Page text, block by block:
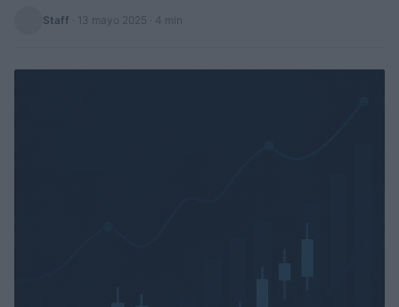
Staff 13 mayo 2025 · 4 min